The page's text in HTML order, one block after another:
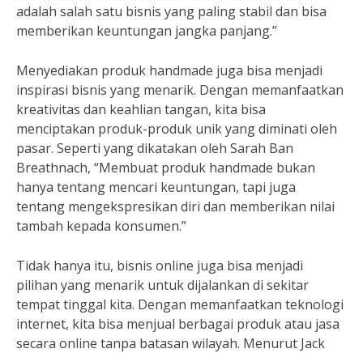
adalah salah satu bisnis yang paling stabil dan bisa
memberikan keuntungan jangka panjang.”
Menyediakan produk handmade juga bisa menjadi
inspirasi bisnis yang menarik. Dengan memanfaatkan
kreativitas dan keahlian tangan, kita bisa
menciptakan produk-produk unik yang diminati oleh
pasar. Seperti yang dikatakan oleh Sarah Ban
Breathnach, “Membuat produk handmade bukan
hanya tentang mencari keuntungan, tapi juga
tentang mengekspresikan diri dan memberikan nilai
tambah kepada konsumen.”
Tidak hanya itu, bisnis online juga bisa menjadi
pilihan yang menarik untuk dijalankan di sekitar
tempat tinggal kita. Dengan memanfaatkan teknologi
internet, kita bisa menjual berbagai produk atau jasa
secara online tanpa batasan wilayah. Menurut Jack